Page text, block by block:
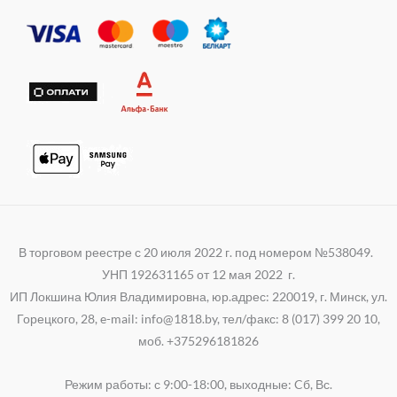
i
k
a
p
m
В торговом реестре с 20 июля 2022 г. под номером №538049.
УНП 192631165 от 12 мая 2022 г.
ИП Локшина Юлия Владимировна, юр.адрес: 220019, г. Минск, ул.
Горецкого, 28, e-mail: info@1818.by, тел/факс: 8 (017) 399 20 10,
моб. +375296181826
Режим работы: с 9:00-18:00, выходные: Cб, Вс.